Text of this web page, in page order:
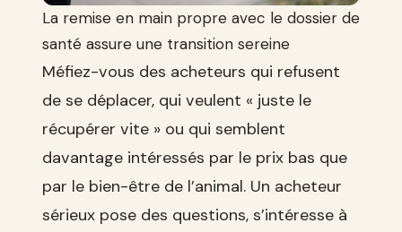
La remise en main propre avec le dossier de
santé assure une transition sereine
Méfiez-vous des acheteurs qui refusent
de se déplacer, qui veulent « juste le
récupérer vite » ou qui semblent
davantage intéressés par le prix bas que
par le bien-être de l’animal. Un acheteur
sérieux pose des questions, s’intéresse à